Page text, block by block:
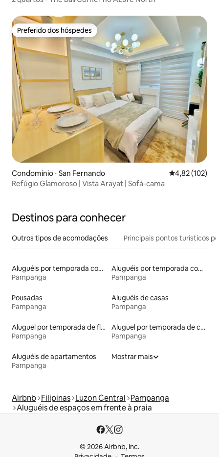
Preferido dos hóspedes
Preferido dos hóspedes
Condomínio ⋅ San Fernando 4,82 de uma
4,82 (102)
Refúgio Glamoroso | Vista Arayat | Sofá-cama
Destinos para conhecer
Outros tipos de acomodações Principais pontos turísticos
Aluguéis por temporada com banheira de hidromassagem
Pampanga
Aluguéis por temporada com acesso ao lago
Pampanga
Pousadas
Pampanga
Aluguéis de casas
Pampanga
Aluguel por temporada de flats
Pampanga
Aluguel por temporada de casas de veraneio
Pampanga
Aluguéis de apartamentos
Pampanga
Mostrar mais
Airbnb Filipinas Luzon Central Pampanga
Aluguéis de espaços em frente à praia
© 2026 Airbnb, Inc.